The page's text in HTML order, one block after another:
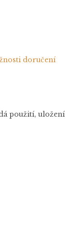
doručení
použití, uložení